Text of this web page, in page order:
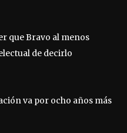
que Bravo al menos
de decirlo
va por ocho años más